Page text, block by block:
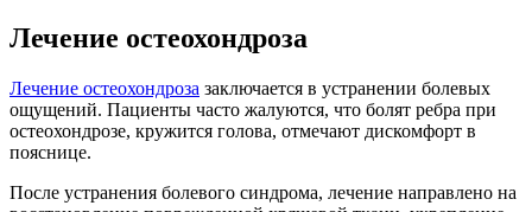
Лечение остеохондроза
Лечение остеохондроза заключается в устранении болевых
ощущений. Пациенты часто жалуются, что болят ребра при
остеохондрозе, кружится голова, отмечают дискомфорт в
пояснице.
После устранения болевого синдрома, лечение направлено на